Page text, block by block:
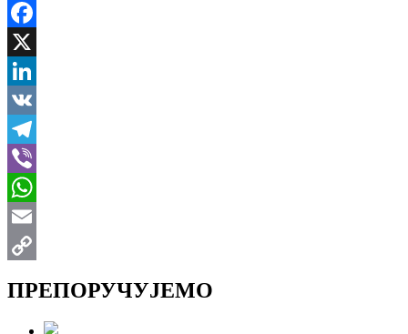
Facebook
X
LinkedIn
VK
Telegram
Viber
WhatsApp
Email
ПРЕПОРУЧУЈЕМО